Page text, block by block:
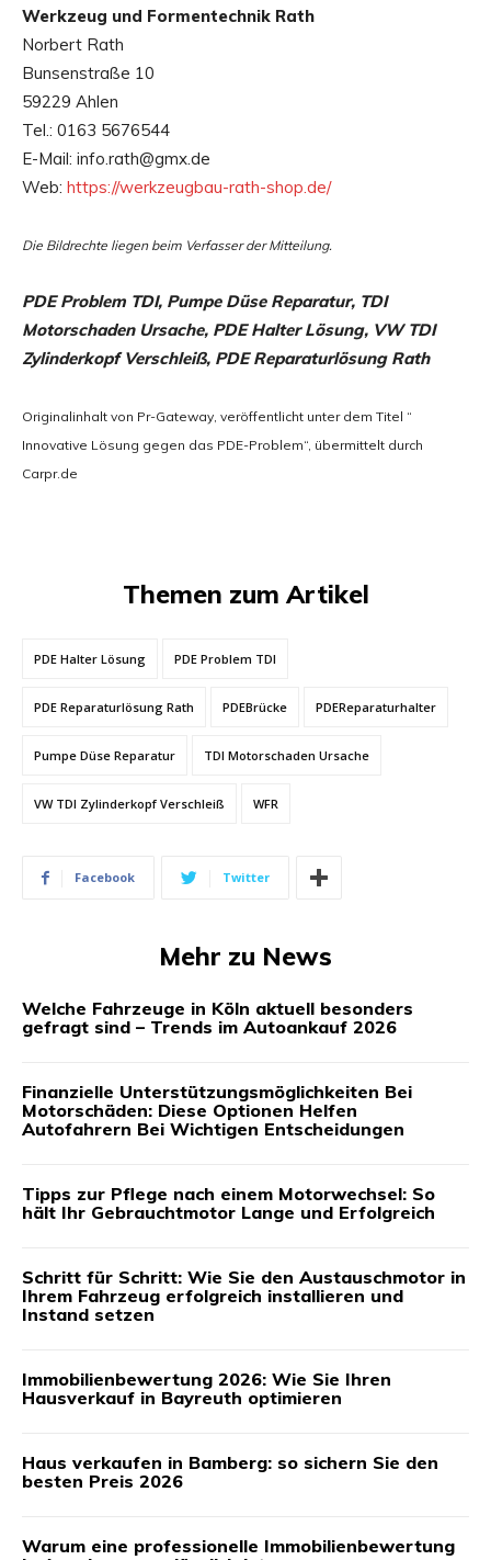
Werkzeug und Formentechnik Rath
Norbert Rath
Bunsenstraße 10
59229 Ahlen
Tel.: 0163 5676544
E-Mail: info.rath@gmx.de
Web: https://werkzeugbau-rath-shop.de/
Die Bildrechte liegen beim Verfasser der Mitteilung.
PDE Problem TDI, Pumpe Düse Reparatur, TDI
Motorschaden Ursache, PDE Halter Lösung, VW TDI
Zylinderkopf Verschleiß, PDE Reparaturlösung Rath
Originalinhalt von Pr-Gateway, veröffentlicht unter dem Titel “
Innovative Lösung gegen das PDE-Problem“, übermittelt durch
Carpr.de
Themen zum Artikel
PDE Halter Lösung PDE Problem TDI
PDE Reparaturlösung Rath PDEBrücke PDEReparaturhalter
Pumpe Düse Reparatur TDI Motorschaden Ursache
VW TDI Zylinderkopf Verschleiß WFR
Facebook Twitter
Mehr zu News
Welche Fahrzeuge in Köln aktuell besonders
gefragt sind – Trends im Autoankauf 2026
Finanzielle Unterstützungsmöglichkeiten Bei
Motorschäden: Diese Optionen Helfen
Autofahrern Bei Wichtigen Entscheidungen
Tipps zur Pflege nach einem Motorwechsel: So
hält Ihr Gebrauchtmotor Lange und Erfolgreich
Schritt für Schritt: Wie Sie den Austauschmotor in
Ihrem Fahrzeug erfolgreich installieren und
Instand setzen
Immobilienbewertung 2026: Wie Sie Ihren
Hausverkauf in Bayreuth optimieren
Haus verkaufen in Bamberg: so sichern Sie den
besten Preis 2026
Warum eine professionelle Immobilienbewertung